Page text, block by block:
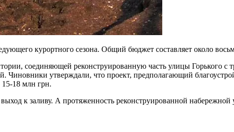
курортного сезона. Общий бюджет составляет около
соединяющей реконструированную часть улицы Горького
утверждали, что проект, предполагающий
15-18 млн грн.
к заливу. А протяженность реконструированной набережной